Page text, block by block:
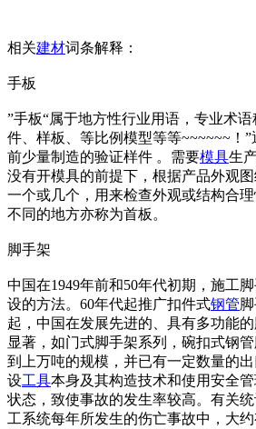
相关建材词条解释：
手板
”手板“属于地方性行业用语，专业术
件、样板、等比例模型等等~~~~~~！
前少量制造的验证样件 。需要模具生
没有开模具的前提下，根据产品外观
一个或几个，用来检查外观或结构合
不同的地方亦称为首板。
脚手架
中国在1949年前和50年代初期，施工
设的方法。60年代起推广扣件式钢管
起，中国在发展先进的、具有多功能
显著，如门式脚手架系列，碗扣式钢
到上万吨的规模，并已有一定数量的
设工具本身及其构造技术和使用安全
状态，致使事故的发生率较高。有关
工系统每年所发生的伤亡事故中，大